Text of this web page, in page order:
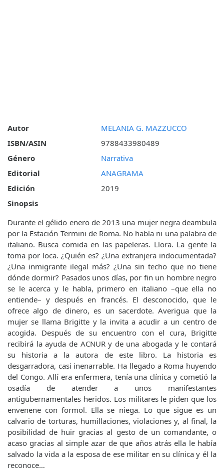
Autor
MELANIA G. MAZZUCCO
ISBN/ASIN
9788433980489
Género
Narrativa
Editorial
ANAGRAMA
Edición
2019
Sinopsis
Durante el gélido enero de 2013 una mujer negra deambula
por la Estación Termini de Roma. No habla ni una palabra de
italiano. Busca comida en las papeleras. Llora. La gente la
toma por loca. ¿Quién es? ¿Una extranjera indocumentada?
¿Una inmigrante ilegal más? ¿Una sin techo que no tiene
dónde dormir? Pasados unos días, por fin un hombre negro
se le acerca y le habla, primero en italiano –que ella no
entiende– y después en francés. El desconocido, que le
ofrece algo de dinero, es un sacerdote. Averigua que la
mujer se llama Brigitte y la invita a acudir a un centro de
acogida. Después de su encuentro con el cura, Brigitte
recibirá la ayuda de ACNUR y de una abogada y le contará
su historia a la autora de este libro. La historia es
desgarradora, casi inenarrable. Ha llegado a Roma huyendo
del Congo. Allí era enfermera, tenía una clínica y cometió la
osadía de atender a unos manifestantes
antigubernamentales heridos. Los militares le piden que los
envenene con formol. Ella se niega. Lo que sigue es un
calvario de torturas, humillaciones, violaciones y, al final, la
posibilidad de huir gracias al gesto de un comandante, o
acaso gracias al simple azar de que años atrás ella le había
salvado la vida a la esposa de ese militar en su clínica y él la
reconoce…